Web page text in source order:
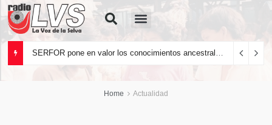
Home Actualidad